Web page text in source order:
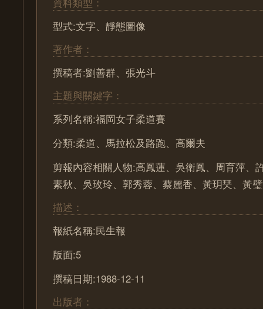
型式:文字、靜態圖像
著作者：
撰稿者:劉善群、張光斗
主題與關鍵字：
系列名稱:福岡女子柔道賽
分類:柔道、馬拉松及路跑、高爾夫
剪報內容相關人物:高鳳蓮、吳衛鳳、周育萍、
素秋、吳玫玲、郭秀蓉、蔡麗香、黃玥珡、黃
描述：
報紙名稱:民生報
版面:5
撰稿日期:1988-12-11
出版者：